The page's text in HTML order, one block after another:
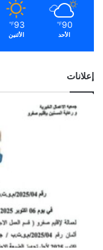
90
℉
الأحد
93
℉
الأثنين
إعلانات